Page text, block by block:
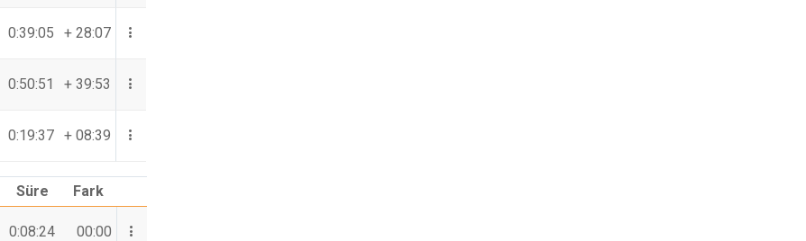
0:39:05 + 28:07
0:50:51 + 39:53
0:19:37 + 08:39
Süre Fark
0:08:24 00:00